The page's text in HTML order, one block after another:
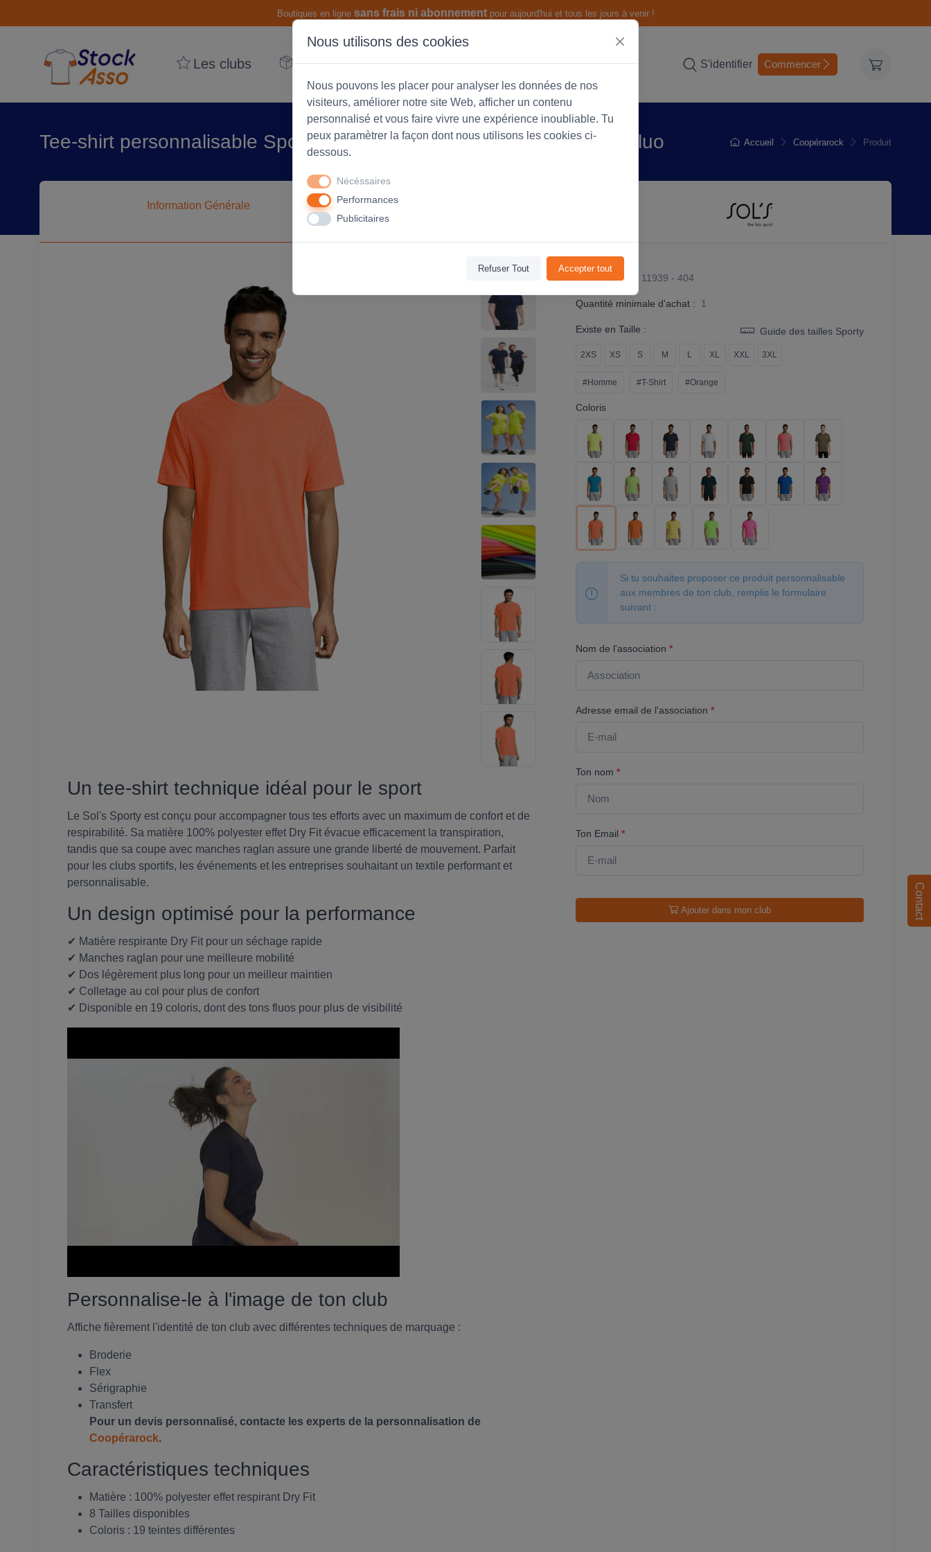
Boutiques en ligne sans frais ni abonnementpour aujourd'hui et tous les jours à venir !
S'identifier Commencer
Les clubs Les produits Les fonctionnalités
Accueil Coopérarock Produit
Tee-shirt personnalisable Sporty Mesh polyester - Homme - Orange fluo
Information Générale
Un tee-shirt technique idéal pour le sport
Le Sol's Sporty est conçu pour accompagner tous tes efforts avec un maximum de confort et de
respirabilité. Sa matière 100% polyester effet Dry Fit évacue efficacement la transpiration,
tandis que sa coupe avec manches raglan assure une grande liberté de mouvement. Parfait
pour les clubs sportifs, les événements et les entreprises souhaitant un textile performant et
personnalisable.
Un design optimisé pour la performance
✔ Matière respirante Dry Fit pour un séchage rapide
✔ Manches raglan pour une meilleure mobilité
✔ Dos légèrement plus long pour un meilleur maintien
✔ Colletage au col pour plus de confort
✔ Disponible en 19 coloris, dont des tons fluos pour plus de visibilité
Personnalise-le à l'image de ton club
Affiche fièrement l'identité de ton club avec différentes techniques de marquage :
Broderie
Flex
Sérigraphie
Transfert
Pour un devis personnalisé, contacte les experts de la personnalisation de
Coopérarock.
Caractéristiques techniques
Matière : 100% polyester effet respirant Dry Fit
8 Tailles disponibles
Coloris : 19 teintes différentes
Code Produit : 11939 - 404
Quantité minimale d'achat : 1
Existe en Taille : Guide des tailles Sporty
2XS XS S M L XL XXL 3XL
#Homme #T-Shirt #Orange
Coloris
Si tu souhaites proposer ce produit personnalisable
aux membres de ton club, remplis le formulaire
suivant :
Nom de l'association *
Adresse email de l'association *
Ton nom *
Ton Email *
Ajouter dans mon club Contact
Nous utilisons des cookies
Nous pouvons les placer pour analyser les données de nos
visiteurs, améliorer notre site Web, afficher un contenu
personnalisé et vous faire vivre une expérience inoubliable. Tu
peux paramètrer la façon dont nous utilisons les cookies ci-
dessous.
Nécéssaires
Performances
Publicitaires
Refuser Tout Accepter tout